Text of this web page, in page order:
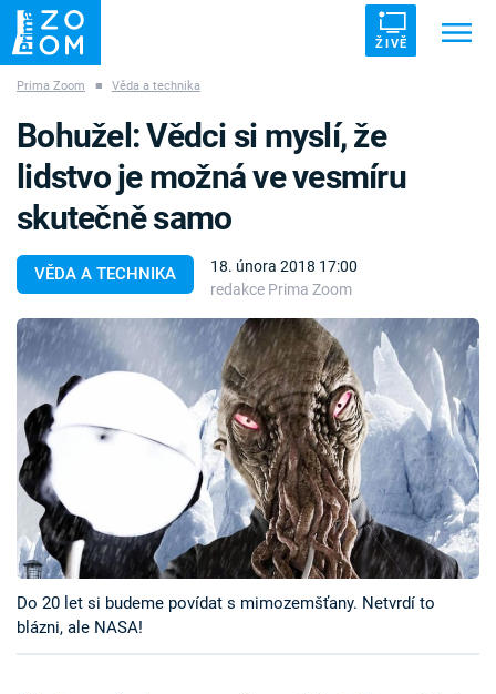
ŽIVĚ
ZÁHADY VETŘELCI DÁVNOVĚKU
Témata
Témata
Pořady
TV Program
Časopis
Sledujte prima+
Přihlášení
Prima Zoom ■ Věda a technika
VĚDA A TECHNIKA
18. února 2018 17:00
redakce Prima Zoom
Bohužel: Vědci si myslí, že
lidstvo je možná ve vesmíru
skutečně samo
Do 20 let si budeme povídat s mimozemšťany. Netvrdí to
blázni, ale NASA!